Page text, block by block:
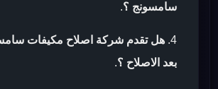
سامسونج ؟.
هل تقدم شركة اصلاح مكيفات
بعد الاصلاح ؟.